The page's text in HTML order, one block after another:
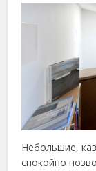
Небольшие,
спокойно